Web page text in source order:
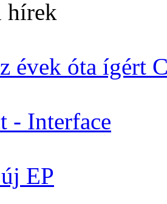
hírek
évek óta ígért
- Interface
EP